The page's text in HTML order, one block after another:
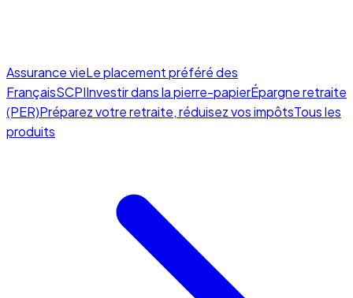
Assurance vieLe placement préféré des
FrançaisSCPIInvestir dans la pierre-papierÉpargne retraite
(PER)Préparez votre retraite, réduisez vos impôtsTous les
produits